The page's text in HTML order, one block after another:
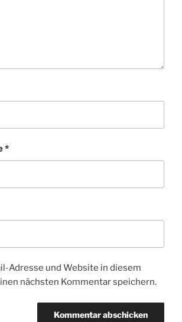
*
Adresse und Website in diesem
nächsten Kommentar speichern.